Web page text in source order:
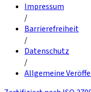
Impressum
/
Barrierefreiheit
/
Datenschutz
/
Allgemeine